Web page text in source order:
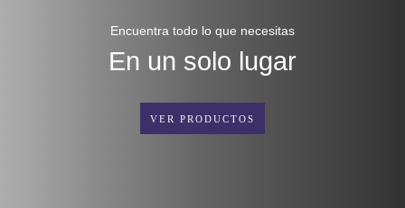
Encuentra todo lo que necesitas
En un solo lugar
VER PRODUCTOS